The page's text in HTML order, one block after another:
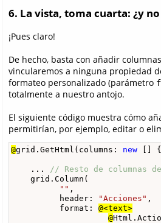
6. La vista, toma cuarta: ¿y
¡Pues claro!
De hecho, basta con añadir
vincularemos a ninguna propiedad
formateo personalizado (parámetro
totalmente a nuestro antojo.
El siguiente código muestra cómo
permitirían, por ejemplo, editar o
@grid.GetHtml(columns: new [] {
...
// Resto de columnas
grid.Column(
"" ,
header:
"Acciones" ,
format: @<text>
@